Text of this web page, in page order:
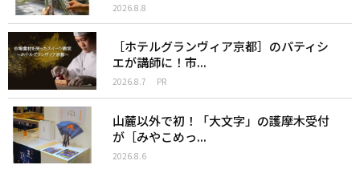
2026.8.8
［ホテルグランヴィア京都］のパティシ
エが講師に！市...
2026.8.7 PR
山麓以外で初！「大文字」の護摩木受付
が［みやこめっ...
2026.8.6